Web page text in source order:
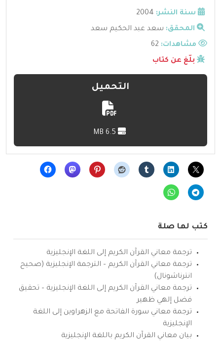
سنة النشر: 2004
المحقق: سعد عبد الحكيم سعد
مشاهدات:
بلّغ عن كتاب
التحميل
كتب لها صلة
ترجمة معاني القرآن الكريم إلى اللغة الإنجليزية
ترجمة معاني القرآن الكريم – الترجمة الإنجليزية (صحيح
انترناشونال)
ترجمة معاني القرآن الكريم إلى اللغة الإنجليزية – تحقيق
فضل إلهي ظهير
ترجمة معاني سورة الفاتحة مع الزهراوين إلى اللغة
الإنجليزية
بيان معاني القرآن الكريم باللغة الإنجليزية